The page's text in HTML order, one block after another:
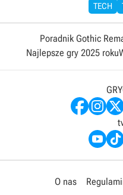
TECH
Poradnik Gothic
Najlepsze gry 2025 roku
O nas